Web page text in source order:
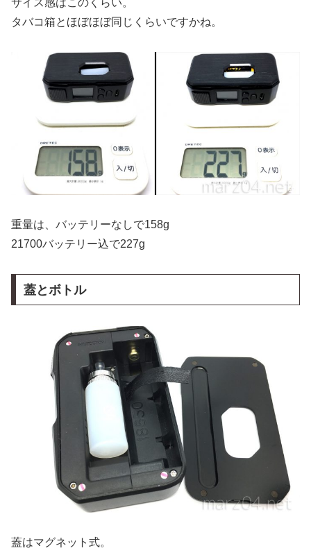
タバコ箱とほぼほぼ同じくらいですかね。
重量は、バッテリーなしで158g
21700バッテリー込で227g
蓋とボトル
蓋はマグネット式。